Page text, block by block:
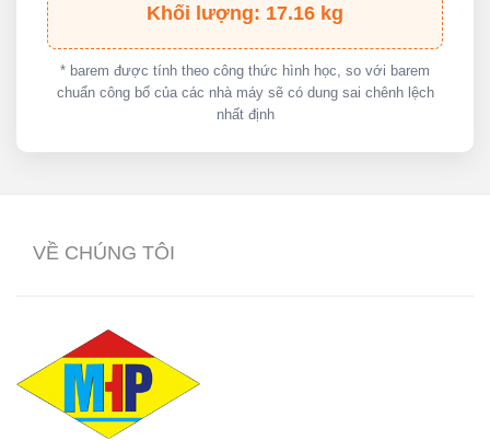
Khối lượng: 17.16 kg
* barem được tính theo công thức hình học, so với barem
chuẩn công bố của các nhà máy sẽ có dung sai chênh lệch
nhất định
VỀ CHÚNG TÔI